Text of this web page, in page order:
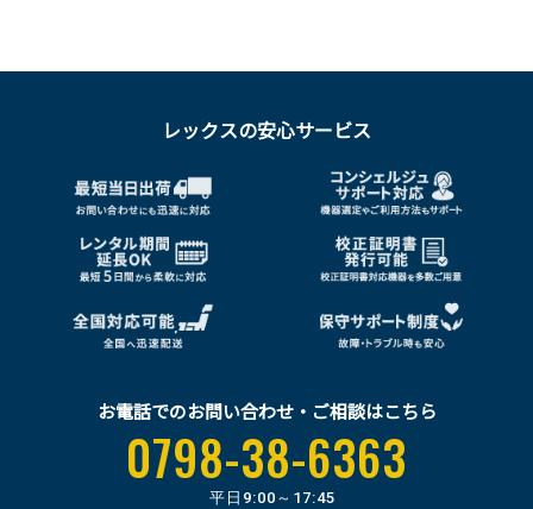
レックスの安心サービス
お電話でのお問い合わせ・ご相談はこちら
0798-38-6363
平日 9:00～17:45